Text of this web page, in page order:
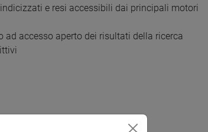
e resi accessibili dai principali motori
accesso aperto dei risultati della ricerca